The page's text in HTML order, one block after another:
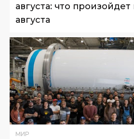
августа: что произойдет
августа
МИР